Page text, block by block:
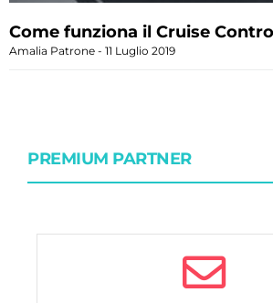
Come funziona il Cruise
Amalia Patrone 11 Luglio 2019
PREMIUM PARTNER